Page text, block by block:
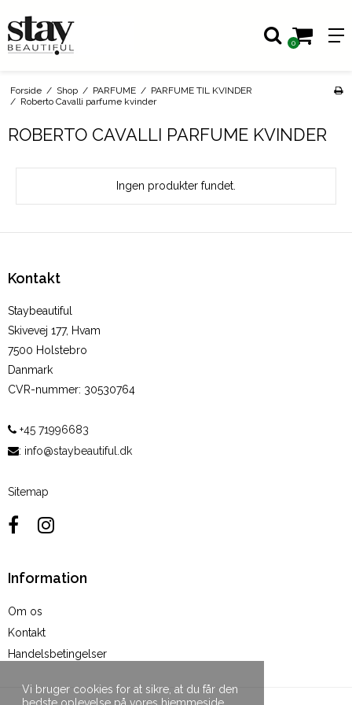
Vi bruger cookies for at sikre, at du får den
0
Forside / Shop / PARFUME / PARFUME TIL KVINDER
/ Roberto Cavalli parfume kvinder
ROBERTO CAVALLI PARFUME KVINDER
Ingen produkter fundet.
Kontakt
Staybeautiful
Skivevej 177, Hvam
7500 Holstebro
Danmark
CVR-nummer: 30530764
+45 71996683
: info@staybeautiful.dk
Sitemap
Information
Om os
Kontakt
Handelsbetingelser